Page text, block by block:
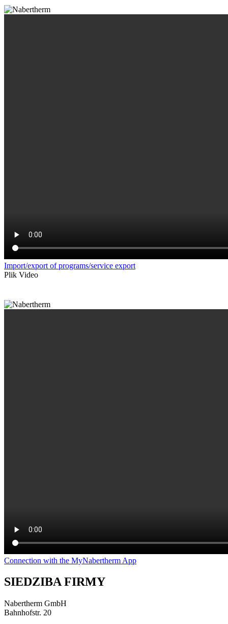
Import/export of programs/service export
Plik Video
Connection with the MyNabertherm App
SIEDZIBA FIRMY
Nabertherm GmbH
Bahnhofstr. 20